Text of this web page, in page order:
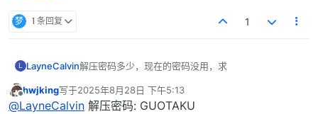
梦 1 条回复 1
L LayneCalvin解压密码多少，现在的密码没用，求
离线
hwjking写于2025年8月28日 下午5:13
最后由 编辑
@LayneCalvin 解压密码: GUOTAKU